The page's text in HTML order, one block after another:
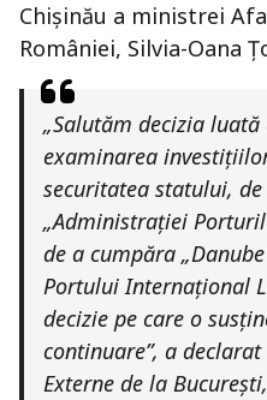
Chișinău a ministrei
României, Silvia-Oana
„Salutăm decizia
examinarea
securitatea statului,
„Administrației
de a cumpăra
Portului Internațional
decizie pe care o
continuare”, a
Externe de la